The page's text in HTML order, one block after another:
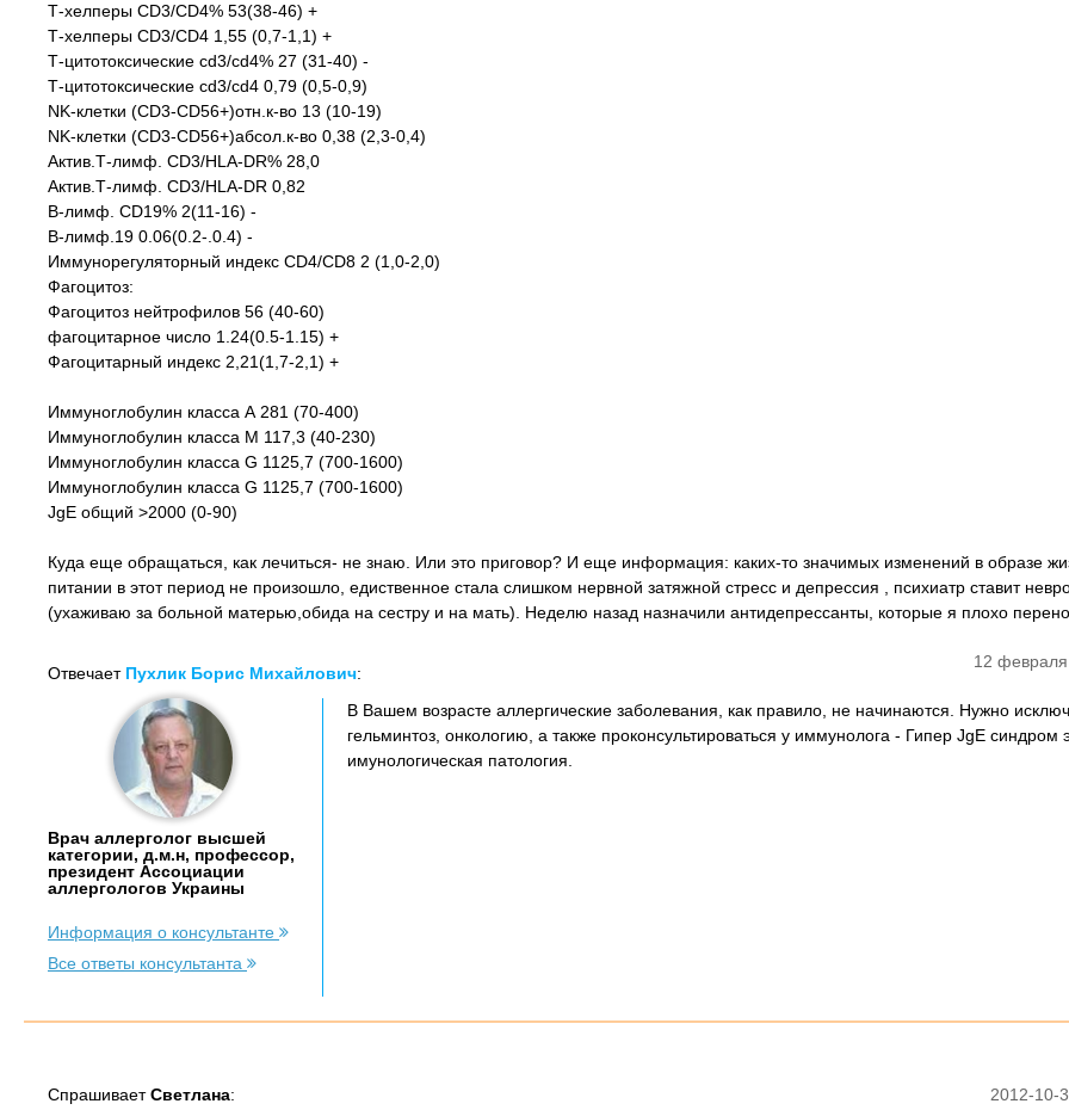
Т-хелперы CD3/CD4% 53(38-46) +
Т-хелперы CD3/СD4 1,55 (0,7-1,1) +
Т-цитотоксические cd3/cd4% 27 (31-40) -
Т-цитотоксические cd3/cd4 0,79 (0,5-0,9)
NK-клетки (CD3-CD56+)отн.к-во 13 (10-19)
NK-клетки (CD3-CD56+)абсол.к-во 0,38 (2,3-0,4)
Актив.Т-лимф. CD3/HLA-DR% 28,0
Актив.Т-лимф. CD3/HLA-DR 0,82
В-лимф. CD19% 2(11-16) -
В-лимф.19 0.06(0.2-.0.4) -
Иммунорегуляторный индекс CD4/CD8 2 (1,0-2,0)
Фагоцитоз:
Фагоцитоз нейтрофилов 56 (40-60)
фагоцитарное число 1.24(0.5-1.15) +
Фагоцитарный индекс 2,21(1,7-2,1) +
Иммуноглобулин класса А 281 (70-400)
Иммуноглобулин класса М 117,3 (40-230)
Иммуноглобулин класса G 1125,7 (700-1600)
Иммуноглобулин класса G 1125,7 (700-1600)
JgE общий >2000 (0-90)
Куда еще обращаться, как лечиться- не знаю. Или это приговор? И еще информация: каких-то значимых изменений в образе
питании в этот период не произошло, едиственное стала слишком нервной затяжной стресс и депрессия , психиатр ставит
(ухаживаю за больной матерью,обида на сестру и на мать). Неделю назад назначили антидепрессанты, которые я плохо
12 февраля
Отвечает Пухлик Борис Михайлович:
Врач аллерголог высшей
категории, д.м.н, профессор,
президент Ассоциации
аллергологов Украины
Информация о консультанте
Все ответы консультанта
В Вашем возрасте аллергические заболевания, как правило, не начинаются. Нужно
гельминтоз, онкологию, а также проконсультироваться у иммунолога - Гипер JgE синдром
имунологическая патология.
2012-10-
СпрашиваетСветлана: